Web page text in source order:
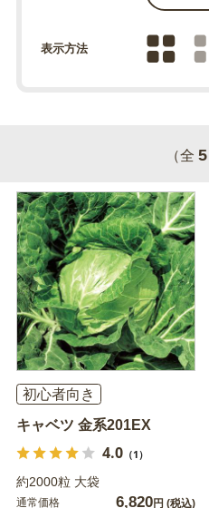
表示方法
（全 5
初心者向き
キャベツ 金系201EX
4.0（1）
約2000粒 大袋
通常価格 6,820円 (税込)